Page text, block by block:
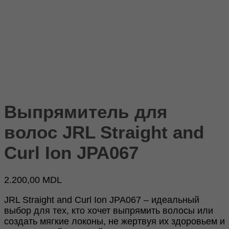
Выпрямитель для
волос JRL Straight and
Curl Ion JPA067
2.200,00 MDL
JRL Straight and Curl Ion JPA067 – идеальный
выбор для тех, кто хочет выпрямить волосы или
создать мягкие локоны, не жертвуя их здоровьем и